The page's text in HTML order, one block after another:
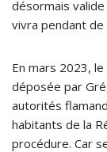
désormais valide
vivra pendant
En mars 2023,
déposée par
autorités
habitants de la
procédure. Car